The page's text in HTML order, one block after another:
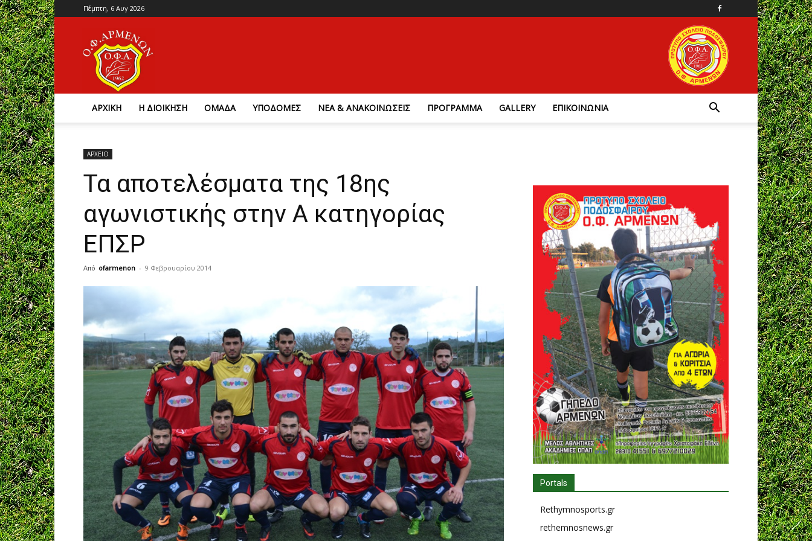
Πέμπτη, 6 Αυγ 2026
ΑΡΧΙΚΗ Η ΔΙΟΙΚΗΣΗ ΟΜΑΔΑ ΥΠΟΔΟΜΕΣ ΝΕΑ & ΑΝΑΚΟΙΝΩΣΕΙΣ ΠΡΟΓΡΑΜΜΑ GALLERY ΕΠΙΚΟΙΝΩΝΙΑ
ΑΡΧΕΙΟ
Τα αποτελέσματα της 18ης
αγωνιστικής στην Α κατηγορίας
ΕΠΣΡ
Από ofarmenon - 9 Φεβρουαρίου 2014
Portals
Rethymnosports.gr
rethemnosnews.gr